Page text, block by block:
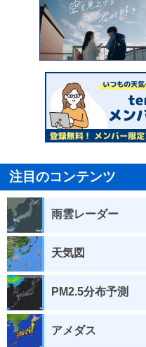
注目のコンテンツ
雨雲レーダー
天気図
PM2.5分布予測
アメダス